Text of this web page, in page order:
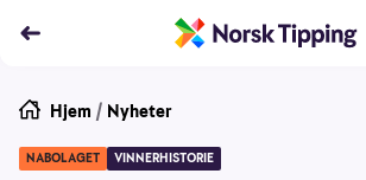
Hjem / Nyheter
NABOLAGET VINNERHISTORIE